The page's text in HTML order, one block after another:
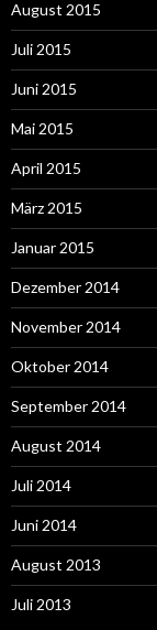
August 2015
Juli 2015
Juni 2015
Mai 2015
April 2015
März 2015
Januar 2015
Dezember 2014
November 2014
Oktober 2014
September 2014
August 2014
Juli 2014
Juni 2014
August 2013
Juli 2013